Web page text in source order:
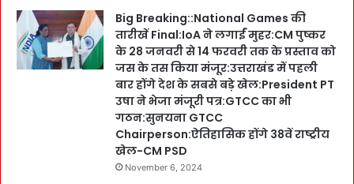
Big Breaking::National Games की
तारीखें Final:IoA ने लगाईं मुहर:CM पुष्कर
के 28 जनवरी से 14 फरवरी तक के प्रस्ताव को
जस के तस किया मंजूर:उत्तराखंड में पहली
बार होंगे देश के सबसे बड़े खेल:President PT
उषा ने भेजा मंजूरी पत्र:GTCC का भी
गठन:सुनयना GTCC
Chairperson:ऐतिहासिक होंगे 38वें राष्ट्रीय
खेल-CM PSD
November 6, 2024